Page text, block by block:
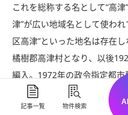
これを総称する名として“高
津”が広い地域名として使わ
区高津”といった地名は存在
橘樹郡高津村となり、以後
編入。1972年の政令指定都市
り、高津の名が復活した。こ
てはずっと“高津”であり、“
記事一覧 物件検索